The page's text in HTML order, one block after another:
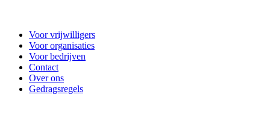
Voor vrijwilligers
Voor organisaties
Voor bedrijven
Contact
Over ons
Gedragsregels